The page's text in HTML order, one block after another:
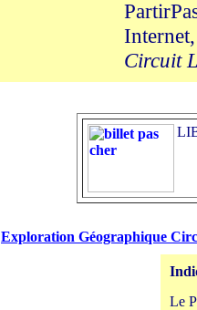
Circuit
Exploration Géographique
Le